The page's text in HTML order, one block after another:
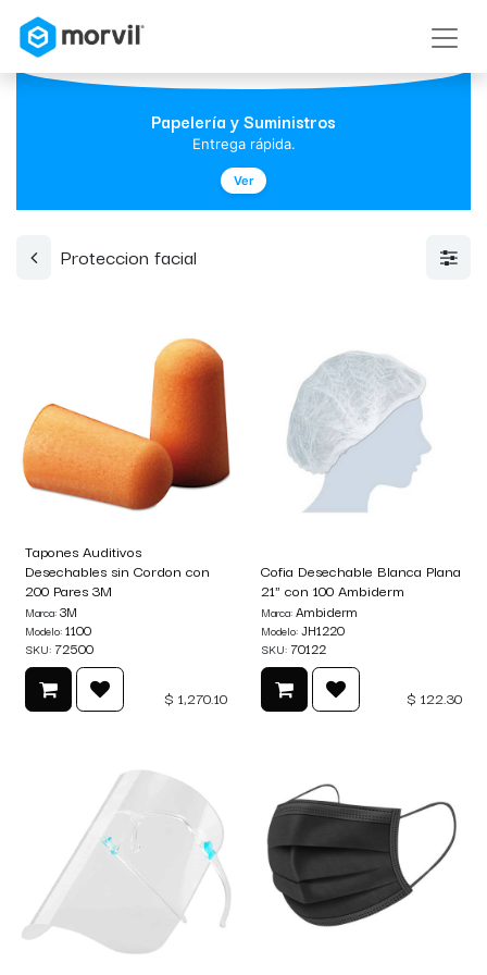
Papelería y Suministros
Entrega rápida.
Ver
Proteccion facial
Tapones Auditivos
Desechables sin Cordon con
200 Pares 3M
Marca:3M
Modelo:1100
SKU: 72500
$ 1,270.10
Cofia Desechable Blanca Plana
21" con 100 Ambiderm
Marca:Ambiderm
Modelo:JH1220
SKU: 70122
$ 122.30